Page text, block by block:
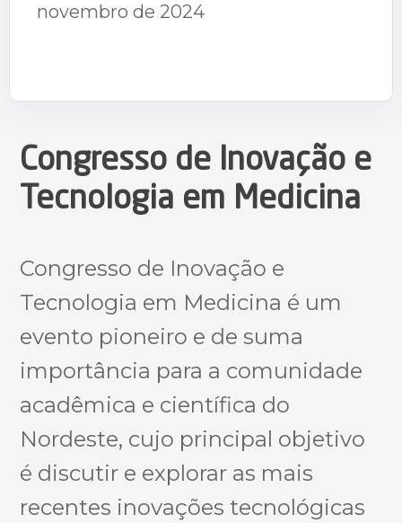
Congresso de Inovação e
Tecnologia em Medicina
Congresso de Inovação e
Tecnologia em Medicina é um
evento pioneiro e de suma
importância para a comunidade
acadêmica e científica do
Nordeste, cujo principal objetivo
é discutir e explorar as mais
recentes inovações tecnológicas
novembro de 2024